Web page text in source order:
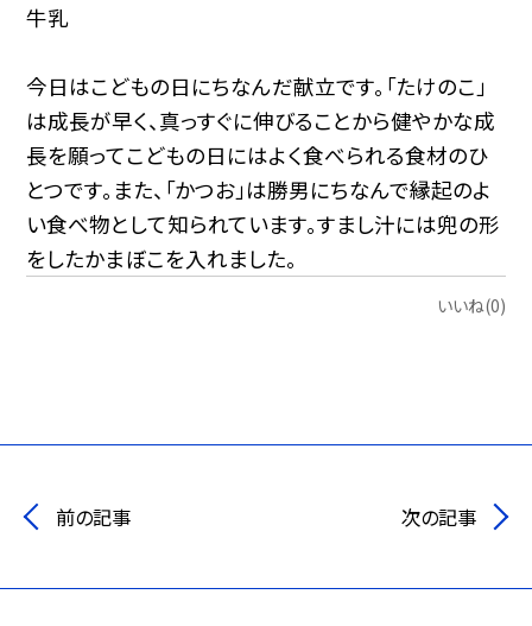
牛乳
今日はこどもの日にちなんだ献立です。「たけのこ」
は成長が早く、真っすぐに伸びることから健やかな成
長を願ってこどもの日にはよく食べられる食材のひ
とつです。また、「かつお」は勝男にちなんで縁起のよ
い食べ物として知られています。すまし汁には兜の形
をしたかまぼこを入れました。
いいね(0)
前の記事 次の記事